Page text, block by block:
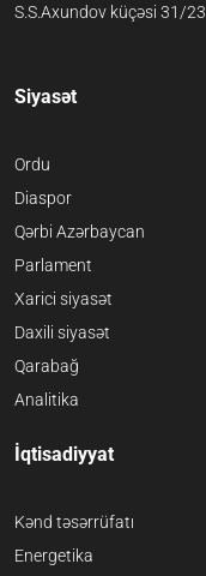
S.S.Axundov küçəsi 31/23
Siyasət
Ordu
Diaspor
Qərbi Azərbaycan
Parlament
Xarici siyasət
Daxili siyasət
Qarabağ
Analitika
İqtisadiyyat
Kənd təsərrüfatı
Energetika